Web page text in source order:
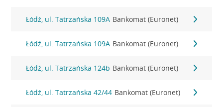
Łódź, ul. Tatrzańska 109A Bankomat (Euronet)
Łódź, ul. Tatrzańska 109A Bankomat (Euronet)
Łódź, ul. Tatrzańska 124b Bankomat (Euronet)
Łódź, ul. Tatrzańska 42/44 Bankomat (Euronet)